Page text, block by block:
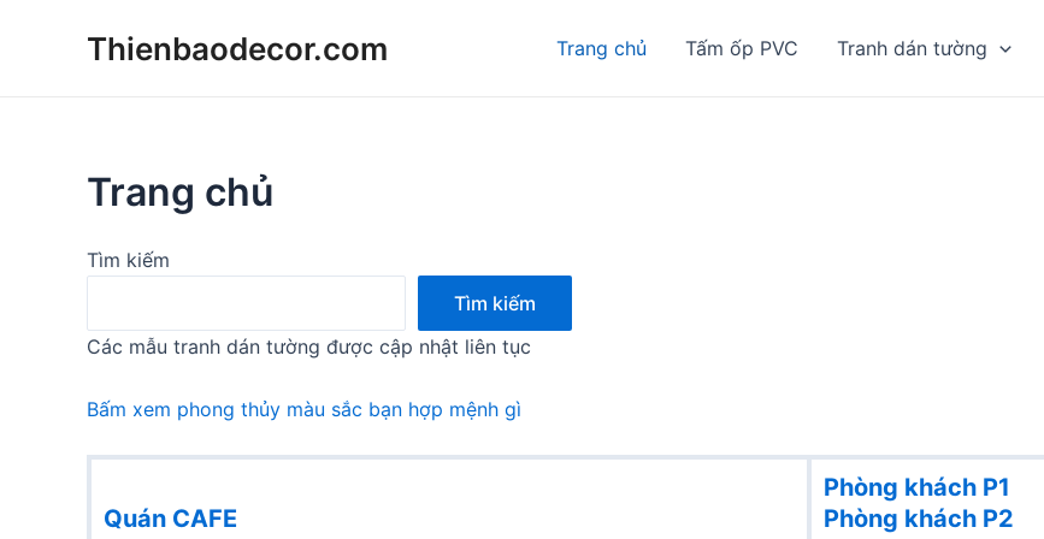
Thienbaodecor.com Trang chủ Tấm ốp PVC Tranh dán tường
Trang chủ
Tìm kiếm
Tìm kiếm
Các mẫu tranh dán tường được cập nhật liên tục
Bấm xem phong thủy màu sắc bạn hợp mệnh gì
Quán CAFE
Phòng khách P1
Phòng khách P2